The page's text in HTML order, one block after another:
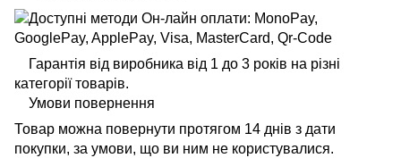
Гарантія від виробника від 1 до 3 років на різні
категорії товарів.
Умови повернення
Товар можна повернути протягом 14 днів з дати
покупки, за умови, що ви ним не користувалися.